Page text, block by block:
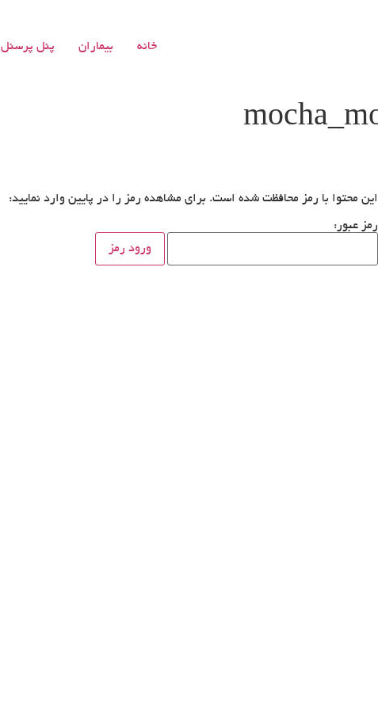
خانه بیماران پنل پرسنل
این محتوا با رمز محافظت شده است. برای مشاهده رمز را در پایین وارد نمایید:
رمز عبور: